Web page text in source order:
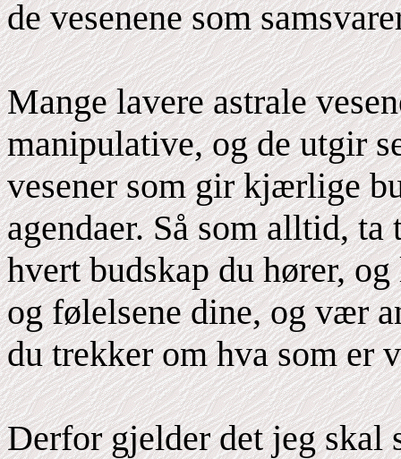
de vesenene som
Mange lavere astrale
manipulative, og de utgir
vesener som gir kjærlige
agendaer. Så som alltid,
hvert budskap du hører,
og følelsene dine, og vær
du trekker om hva som er
Derfor gjelder det jeg skal